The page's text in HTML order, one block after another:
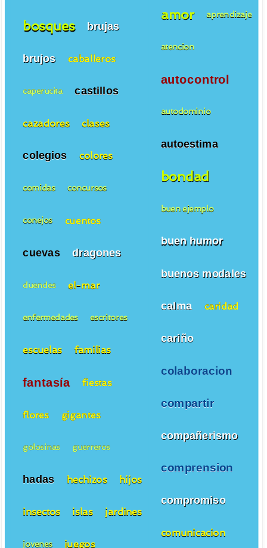
amor aprendizaje
atencion
autocontrol
autodominio
autoestima
bondad
buen ejemplo
buen humor
buenos modales
calma caridad
cariño
colaboracion
compartir
compañerismo
comprension
compromiso
comunicacion
bosques brujas
brujos caballeros
caperucita castillos
cazadores clases
colegios colores
comidas concursos
conejos cuentos
cuevas dragones
duendes el-mar
enfermedades escritores
escuelas familias
fantasía fiestas
flores gigantes
golosinas guerreros
hadas hechizos hijos
insectos islas jardines
jovenes juegos